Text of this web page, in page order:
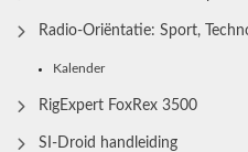
Radio‑Oriëntatie: Sport,
Kalender
RigExpert FoxRex 3500
SI-Droid handleiding